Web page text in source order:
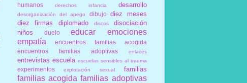
humanos
derechos infancia desarrollo
desorganización del apego dibujo diez meses
diez firmas
diplomado discos
disociación
niños
duelo educar
emociones
empatía
encuentros familias acogida
encuentros familias adoptivas
enlaces
entrevistas escuela escuelas sensibles al trauma
experimentos explotación sexual familias
familias acogida familias adoptivas